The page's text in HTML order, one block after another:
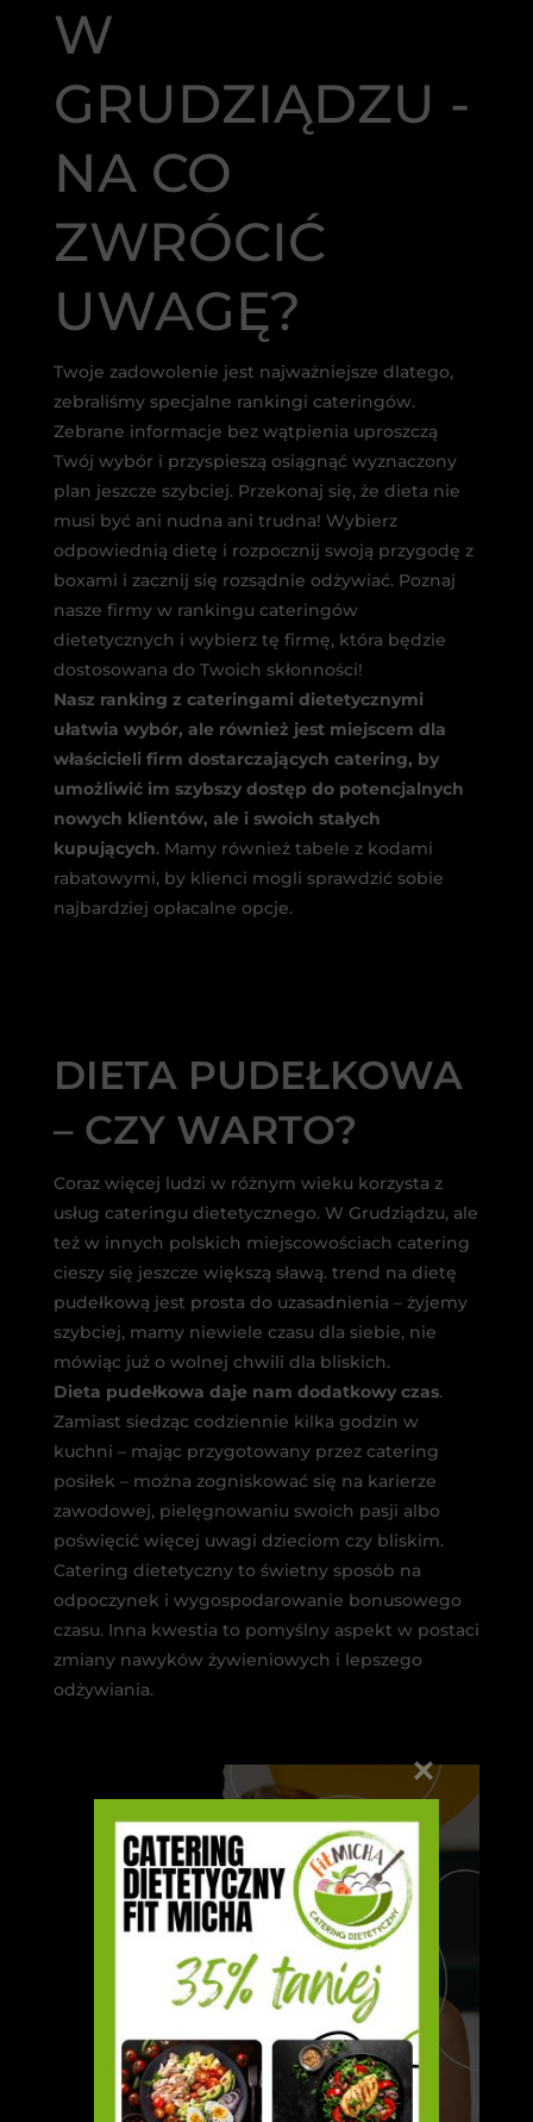
W
GRUDZIĄDZU -
NA CO
ZWRÓCIĆ
UWAGĘ?
Twoje zadowolenie jest najważniejsze dlatego,
zebraliśmy specjalne rankingi cateringów.
Zebrane informacje bez wątpienia uproszczą
Twój wybór i przyspieszą osiągnąć wyznaczony
plan jeszcze szybciej. Przekonaj się, że dieta nie
musi być ani nudna ani trudna! Wybierz
odpowiednią dietę i rozpocznij swoją przygodę z
boxami i zacznij się rozsądnie odżywiać. Poznaj
nasze firmy w rankingu cateringów
dietetycznych i wybierz tę firmę, która będzie
dostosowana do Twoich skłonności!
Nasz ranking z cateringami dietetycznymi
ułatwia wybór, ale również jest miejscem dla
właścicieli firm dostarczających catering, by
umożliwić im szybszy dostęp do potencjalnych
nowych klientów, ale i swoich stałych
kupujących. Mamy również tabele z kodami
rabatowymi, by klienci mogli sprawdzić sobie
najbardziej opłacalne opcje.
DIETA PUDEŁKOWA
– CZY WARTO?
Coraz więcej ludzi w różnym wieku korzysta z
usług cateringu dietetycznego. W Grudziądzu, ale
też w innych polskich miejscowościach catering
cieszy się jeszcze większą sławą. trend na dietę
pudełkową jest prosta do uzasadnienia – żyjemy
szybciej, mamy niewiele czasu dla siebie, nie
mówiąc już o wolnej chwili dla bliskich.
Dieta pudełkowa daje nam dodatkowy czas.
Zamiast siedząc codziennie kilka godzin w
kuchni – mając przygotowany przez catering
posiłek – można zogniskować się na karierze
zawodowej, pielęgnowaniu swoich pasji albo
poświęcić więcej uwagi dzieciom czy bliskim.
Catering dietetyczny to świetny sposób na
odpoczynek i wygospodarowanie bonusowego
czasu. Inna kwestia to pomyślny aspekt w postaci
zmiany nawyków żywieniowych i lepszego
odżywiania.